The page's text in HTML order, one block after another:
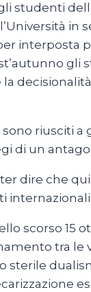
studenti
in
interposta
gli
riusciti a
di un
dire che
scorso 15
tra le
sterile